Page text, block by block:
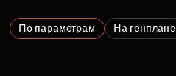
По параметрам На генплане